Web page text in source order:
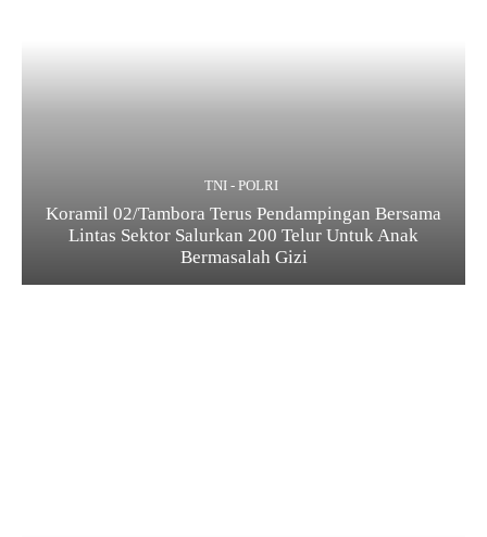
TNI - POLRI
Koramil 02/Tambora Terus Pendampingan Bersama
Lintas Sektor Salurkan 200 Telur Untuk Anak
Bermasalah Gizi